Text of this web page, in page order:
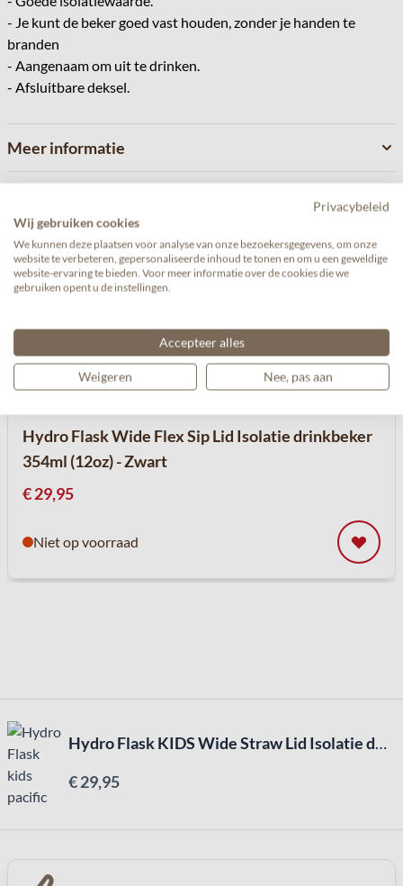
- Je kunt de beker goed vast houden, zonder je handen te
branden
- Aangenaam om uit te drinken.
- Afsluitbare deksel.
Meer informatie
Gerelateerde producten
Navigeren door de elementen van de carrousel is mogelijk met
Druk om carrousel over te slaan
Hydro Flask Wide Flex Sip Lid Isolatie drinkbeker
354ml (12oz) - Zwart
€ 29,95
Niet op voorraad
Hydro Flask KIDS Wide Straw Lid Isolatie drinkbeker 354ml (12oz) - Pacific
€ 29,95
Privacybeleid
Wij gebruiken cookies
We kunnen deze plaatsen voor analyse van onze bezoekersgegevens, om onze
website te verbeteren, gepersonaliseerde inhoud te tonen en om u een geweldige
website-ervaring te bieden. Voor meer informatie over de cookies die we
gebruiken opent u de instellingen.
Accepteer alles
Weigeren Nee, pas aan